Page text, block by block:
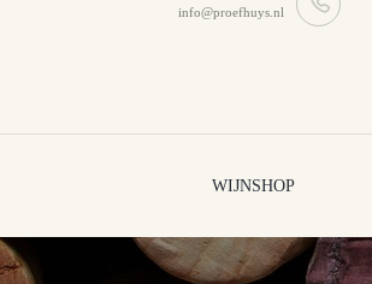
info@proefhuys.nl
WIJNSHOP